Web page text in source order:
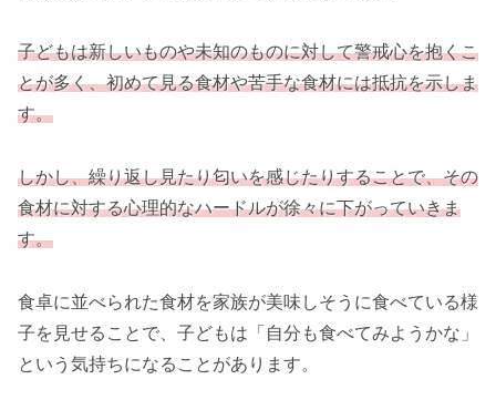
子どもは新しいものや未知のものに対して警戒心を抱くこ
とが多く、初めて見る食材や苦手な食材には抵抗を示しま
す。
しかし、繰り返し見たり匂いを感じたりすることで、その
食材に対する心理的なハードルが徐々に下がっていきま
す。
食卓に並べられた食材を家族が美味しそうに食べている様
子を見せることで、子どもは「自分も食べてみようかな」
という気持ちになることがあります。